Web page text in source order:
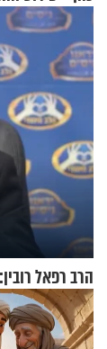
הרב רפאל